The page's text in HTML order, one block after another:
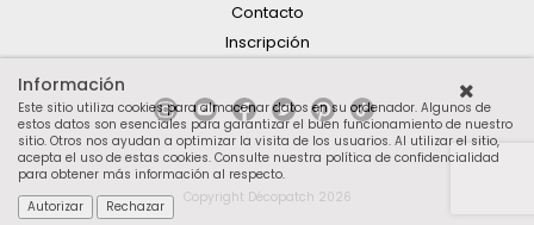
Contacto
Inscripción
Copyright Décopatch 2026
Información
Este sitio utiliza cookies para almacenar datos en su ordenador. Algunos de
estos datos son esenciales para garantizar el buen funcionamiento de nuestro
sitio. Otros nos ayudan a optimizar la visita de los usuarios. Al utilizar el sitio,
acepta el uso de estas cookies. Consulte nuestra política de confidencialidad
para obtener más información al respecto.
Autorizar
Rechazar